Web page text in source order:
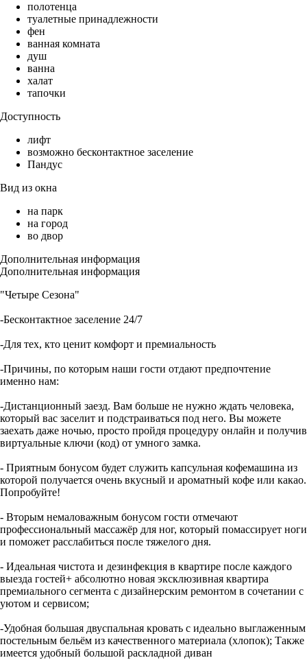
полотенца
туалетные принадлежности
фен
ванная комната
душ
ванна
халат
тапочки
Доступность
лифт
возможно бесконтактное заселение
Пандус
Вид из окна
на парк
на город
во двор
Дополнительная информация
Дополнительная информация
"Четыре Сезона"
-Бесконтактное заселение 24/7
-Для тех, кто ценит комфорт и премиальность
-Причины, по которым наши гости отдают предпочтение
именно нам:
-Дистанционный заезд. Вам больше не нужно ждать человека,
который вас заселит и подстраиваться под него. Вы можете
заехать даже ночью, просто пройдя процедуру онлайн и получив
виртуальные ключи (код) от умного замка.
- Приятным бонусом будет служить капсульная кофемашина из
которой получается очень вкусный и ароматный кофе или какао.
Попробуйте!
- Вторым немаловажным бонусом гости отмечают
профессиональный массажёр для ног, который помассирует ноги
и поможет расслабиться после тяжелого дня.
- Идеальная чистота и дезинфекция в квартире после каждого
выезда гостей+ абсолютно новая эксклюзивная квартира
премиального сегмента с дизайнерским ремонтом в сочетании с
уютом и сервисом;
-Удобная большая двуспальная кровать с идеально выглаженным
постельным бельём из качественного материала (хлопок); Также
имеется удобный большой раскладной диван